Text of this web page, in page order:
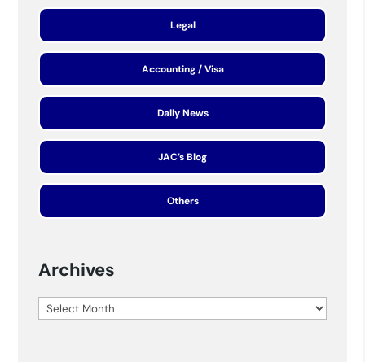
Legal
Accounting / Visa
Daily News
JAC’s Blog
Others
Archives
Archives